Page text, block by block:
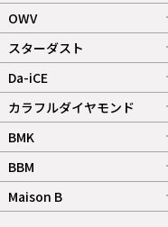
記事
OWV
記事
ギャラリー
スターダスト
記事
Da-iCE
記事
カラフルダイヤモンド
記事
BMK
記事
ギャラリー
BBM
記事
ギャラリー
Maison B
記事